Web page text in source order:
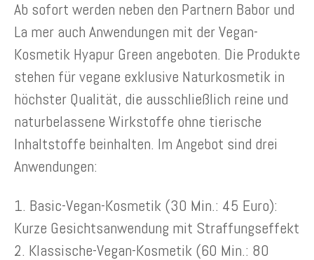
Ab sofort werden neben den Partnern Babor und
La mer auch Anwendungen mit der Vegan-
Kosmetik Hyapur Green angeboten. Die Produkte
stehen für vegane exklusive Naturkosmetik in
höchster Qualität, die ausschließlich reine und
naturbelassene Wirkstoffe ohne tierische
Inhaltstoffe beinhalten. Im Angebot sind drei
Anwendungen:
1. Basic-Vegan-Kosmetik (30 Min.: 45 Euro):
Kurze Gesichtsanwendung mit Straffungseffekt
2. Klassische-Vegan-Kosmetik (60 Min.: 80